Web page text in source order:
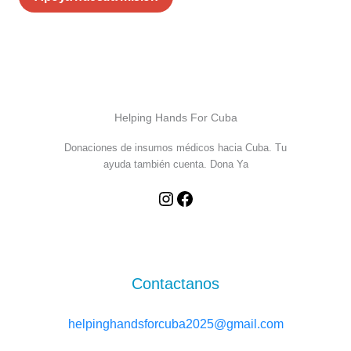
Helping Hands For Cuba
Donaciones de insumos médicos hacia Cuba. Tu
ayuda también cuenta. Dona Ya
Contactanos
helpinghandsforcuba2025@gmail.com